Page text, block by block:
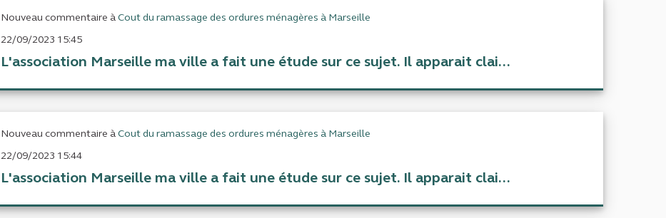
Nouveau commentaire àCout du ramassage des ordures ménagères à Marseille
22/09/2023 15:45
L'association Marseille ma ville a fait une étude sur ce sujet. Il apparait clai...
Nouveau commentaire àCout du ramassage des ordures ménagères à Marseille
22/09/2023 15:44
L'association Marseille ma ville a fait une étude sur ce sujet. Il apparait clai...